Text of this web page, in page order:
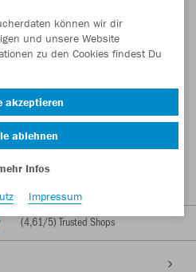
(4,61/5) Trusted Shops
können wir dir
und unsere Website
zu den Cookies findest Du
akzeptieren
ablehnen
Infos
Impressum